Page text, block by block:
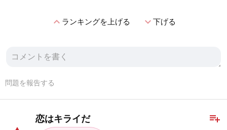
expand_lessランキングを上げる expand_more下げる
問題を報告する
playlist_add
恋はキライだ